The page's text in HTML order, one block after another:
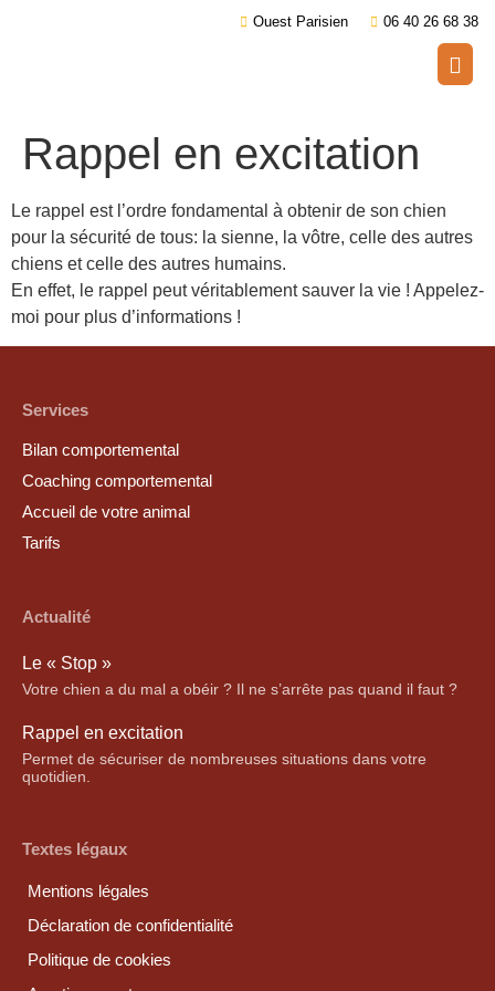
Ouest Parisien 06 40 26 68 38
Rappel en excitation
Le rappel est l’ordre fondamental à obtenir de son chien
pour la sécurité de tous: la sienne, la vôtre, celle des autres
chiens et celle des autres humains.
En effet, le rappel peut véritablement sauver la vie ! Appelez-
moi pour plus d’informations !
Services
Bilan comportemental
Coaching comportemental
Accueil de votre animal
Tarifs
Actualité
Le « Stop »
Votre chien a du mal a obéir ? Il ne s’arrête pas quand il faut ?
Rappel en excitation
Permet de sécuriser de nombreuses situations dans votre
quotidien.
Textes légaux
Mentions légales
Déclaration de confidentialité
Politique de cookies